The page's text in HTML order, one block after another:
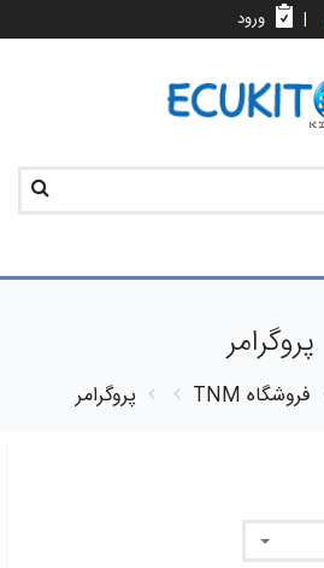
| ورود
پروگرامر
فروشگاه TNM پروگرامر